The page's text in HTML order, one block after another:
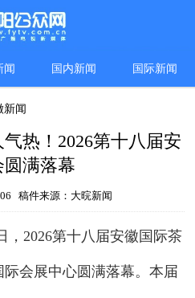
闻 国内新闻 国际新闻
新闻
热！2026第十八届安
满落幕
稿件来源：大晥新闻
，2026第十八届安徽国际茶
会展中心圆满落幕。本届